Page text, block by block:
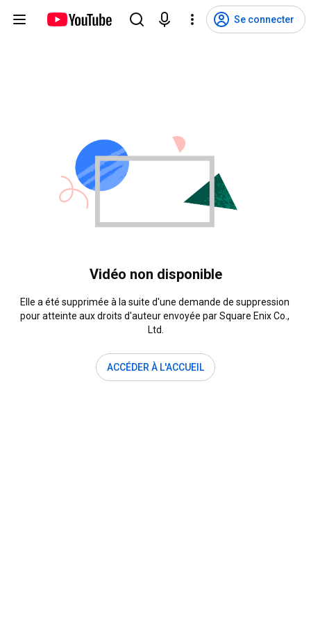
Se connecter
Vidéo non disponible
Elle a été supprimée à la suite d'une demande de suppression
pour atteinte aux droits d'auteur envoyée par Square Enix Co.,
Ltd.
ACCÉDER À L'ACCUEIL